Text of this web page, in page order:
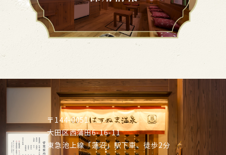
〒144-0051
大田区西蒲田6-16-11
東急池上線「蓮沼」駅下車、徒歩2分